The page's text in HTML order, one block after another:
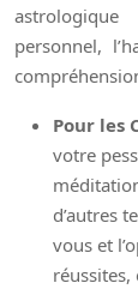
personnel,
Pour les
votre
d’autres
vous et